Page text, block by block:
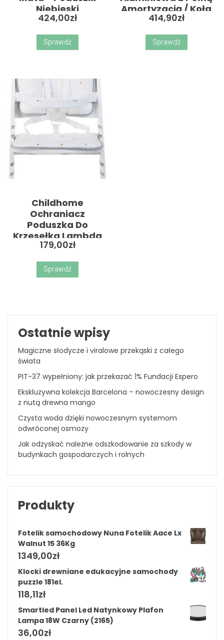
Niebieski
424,00zł
Sprawdź
Amortyzacją / Koła
10 Cali / Jagodowa
414,90zł
Sprawdź
Childhome
Ochraniacz
Poduszka Do
Krzesełka Lambda
Jersey Złote Kropki
Złote Kropki
179,00zł
Sprawdź
Ostatnie wpisy
Magiczne słodycze i viralowe przekąski z całego
świata
PIT-37 wypełniony: jak przekazać 1% Fundacji Espero
Ekskluzywna kolekcja Barcelona – nowoczesny design
z nutą drewna mango
Czysta woda dzięki nowoczesnym systemom
odwróconej osmozy
Jak odzyskać należne odszkodowanie za szkody w
budynkach gospodarczych i rolnych
Produkty
Fotelik samochodowy Nuna Fotelik Aace Lx
Walnut 15 36Kg
1349,00zł
Klocki drewniane edukacyjne samochody
puzzle 181el.
118,11zł
Smartled Panel Led Natynkowy Plafon
Lampa 18W Czarny (2165)
36,00zł